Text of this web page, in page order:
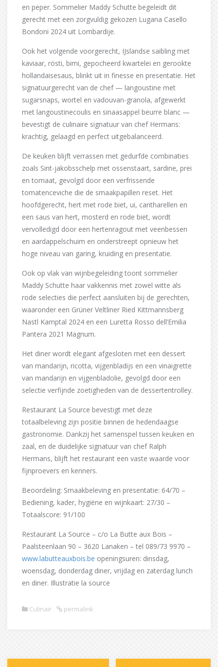
en peper. Sommelier Maddy Schutte begeleidt dit
gerecht met een zorgvuldig gekozen Lugana Casello
Bondoni 2024 uit Lombardije.
Ook het volgende voorgerecht, IJslandse saibling met
kaviaar, rösti, bimi, gepocheerd kwartelei en gerookte
hollandaisesaus, blinkt uit in finesse en presentatie. Het
signatuurgerecht van de chef — langoustine met
sugarsnaps, wortel en vadouvan-granola, afgewerkt
met langoustinecoulis en sinaasappel beurre blanc —
bevestigt de culinaire signatuur van chef Hermans:
krachtig, gelaagd en perfect uitgebalanceerd.
De keuken blijft verrassen met gedurfde combinaties
zoals Sint-jakobsschelp met ossenstaart, sardine, prei
en tomaat, gevolgd door een verfrissende
tomatenceviche die de smaakpapillen reset. Het
hoofdgerecht, hert met rode biet, ui, cantharellen en
een saus van hert, mosterd en rode biet, wordt
vervolledigd door een hertenragout met veenbessen
en aardappelschuim en onderstreept opnieuw het
hoge niveau van garing, kruiding en presentatie.
Ook op vlak van wijnbegeleiding toont sommelier
Maddy Schutte haar vakkennis met zowel witte als
rode selecties die perfect aansluiten bij de gerechten,
waaronder een Grüner Veltliner Ried Kittmannsberg
Nastl Kamptal 2024 en een Luretta Rosso dell’Emilia
Pantera 2021 Magnum.
Het diner wordt elegant afgesloten met een dessert
van mandarijn, ricotta, vijgenbladijs en een vinaigrette
van mandarijn en vijgenbladolie, gevolgd door een
selectie verfijnde zoetigheden van de dessertentrolley.
Restaurant La Source bevestigt met deze
totaalbeleving zijn positie binnen de hedendaagse
gastronomie. Dankzij het samenspel tussen keuken en
zaal, en de duidelijke signatuur van chef Ralph
Hermans, blijft het restaurant een vaste waarde voor
fijnproevers en kenners.
Beoordeling: Smaakbeleving en presentatie: 64/70 –
Bediening, kader, hygiëne en wijnkaart: 27/30 –
Totaalscore: 91/100
Restaurant La Source – c/o La Butte aux Bois –
Paalsteenlaan 90 – 3620 Lanaken – tel 089/73 9970 –
www.labutteauxbois.be openingsuren: dinsdag,
woensdag, donderdag diner, vrijdag en zaterdag lunch
en diner. Illustratie la source
Culinair permalink